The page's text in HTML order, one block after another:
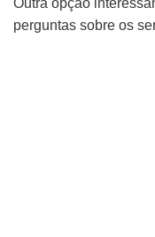
perguntas sobre os